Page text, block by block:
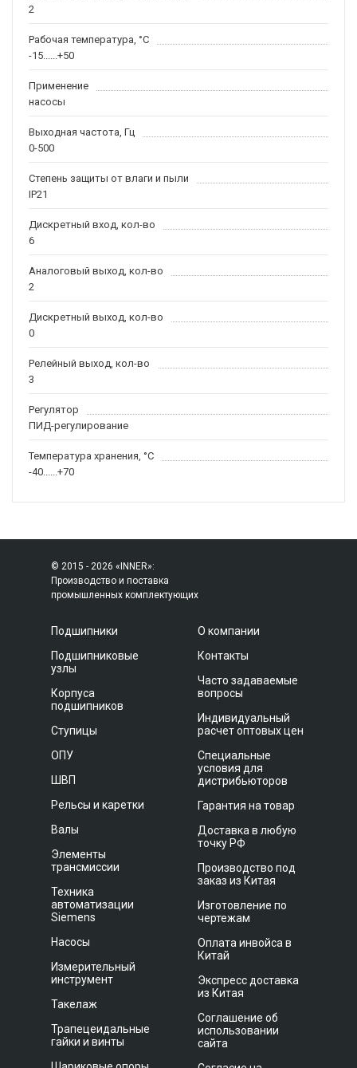
2
Рабочая температура, °С
-15......+50
Применение
насосы
Выходная частота, Гц
0-500
Степень защиты от влаги и пыли
IP21
Дискретный вход, кол-во
6
Аналоговый выход, кол-во
2
Дискретный выход, кол-во
0
Релейный выход, кол-во
3
Регулятор
ПИД-регулирование
Температура хранения, °С
-40......+70
© 2015 - 2026 «INNER»:
Производство и поставка
промышленных комплектующих
Подшипники
Подшипниковые
узлы
Корпуса
подшипников
Ступицы
ОПУ
ШВП
Рельсы и каретки
Валы
Элементы
трансмиссии
Техника
автоматизации
Siemens
Насосы
Измерительный
инструмент
Такелаж
Трапецеидальные
гайки и винты
О компании
Контакты
Часто задаваемые
вопросы
Индивидуальный
расчет оптовых цен
Специальные
условия для
дистрибьюторов
Гарантия на товар
Доставка в любую
точку РФ
Производство под
заказ из Китая
Изготовление по
чертежам
Оплата инвойса в
Китай
Экспресс доставка
из Китая
Соглашение об
использовании
сайта